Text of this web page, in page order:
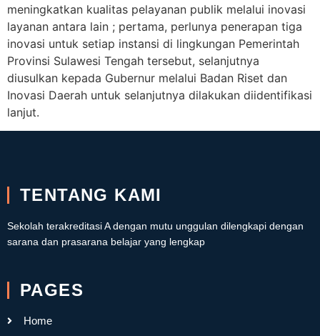
meningkatkan kualitas pelayanan publik melalui inovasi
layanan antara lain ; pertama, perlunya penerapan tiga
inovasi untuk setiap instansi di lingkungan Pemerintah
Provinsi Sulawesi Tengah tersebut, selanjutnya
diusulkan kepada Gubernur melalui Badan Riset dan
Inovasi Daerah untuk selanjutnya dilakukan diidentifikasi
lanjut.
TENTANG KAMI
Sekolah terakreditasi A dengan mutu unggulan dilengkapi dengan
sarana dan prasarana belajar yang lengkap
PAGES
Home